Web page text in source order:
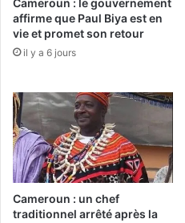
affirme que Paul Biya est en
vie et promet son retour
il y a 6 jours
Cameroun : un chef
traditionnel arrêté après la